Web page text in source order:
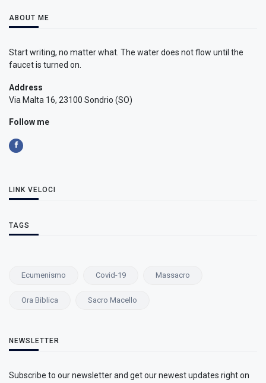
ABOUT ME
Start writing, no matter what. The water does not flow until the
faucet is turned on.
Address
Via Malta 16, 23100 Sondrio (SO)
Follow me
LINK VELOCI
TAGS
Ecumenismo Covid-19 Massacro
Ora Biblica Sacro Macello
NEWSLETTER
Subscribe to our newsletter and get our newest updates right on